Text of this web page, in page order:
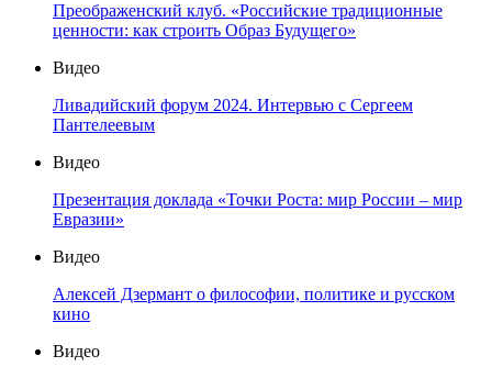
Преображенский клуб. «Российские традиционные
ценности: как строить Образ Будущего»
Видео
Ливадийский форум 2024. Интервью с Сергеем
Пантелеевым
Видео
Презентация доклада «Точки Роста: мир России – мир
Евразии»
Видео
Алексей Дзермант о философии, политике и русском
кино
Видео